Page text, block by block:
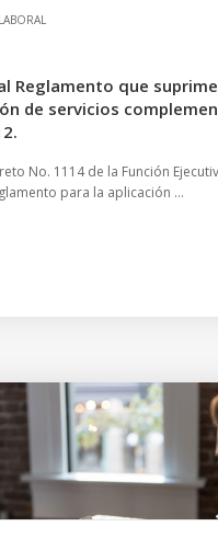
Reglamento que
de servicios
No. 1114 de la Función
para la aplicación ...